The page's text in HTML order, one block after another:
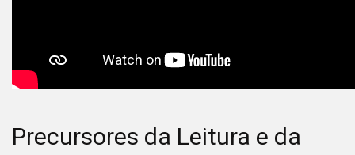
Precursores da Leitura e da